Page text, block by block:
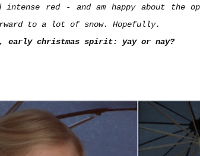
intense red - and am happy about the
to a lot of snow. Hopefully.
early christmas spirit: yay or nay?